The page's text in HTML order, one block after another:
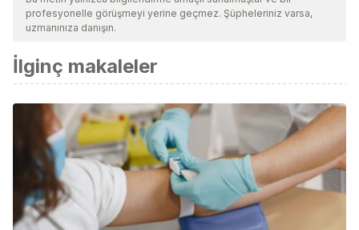
tarafından derinlemesine incelendi. Bu makalenin bibliyografisi
kabul edildi.
Theise, N. (2015). Hígado Y Vesícula Biliar. In Robbins y
Cotran Patología Estructural y Funcional.
Biblioteca Nacional de Medicina de EE.UU. Enfermedades
de la vesícula biliar.
https://medlineplus.gov/spanish/gallbladderdiseases.html
Atenodoro R. Ruiz, Jr. (2017). Vesícula biliar y vías biliares.
https://www.merckmanuals.com/es-us/hogar/trastornos-
profesyonelle görüşmeyi yerine geçmez. Şüpheleriniz varsa,
uzmanınıza danışın.
İlginç makaleler